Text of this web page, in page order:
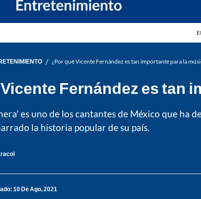
/ ¿Por qué Vicente Fernández es tan importante para la
Fernández es tan
es uno de los cantantes de México que
la historia popular de su país.
10 De Ago, 2021